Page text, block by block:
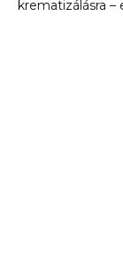
krematizálásra –